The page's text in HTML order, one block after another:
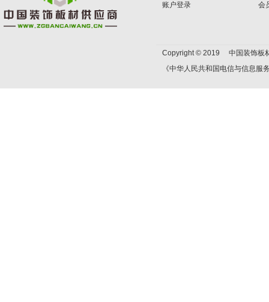
账户登录 会
Copyright © 2019 中国装饰板
《中华人民共和国电信与信息